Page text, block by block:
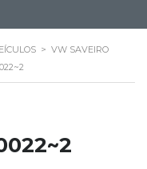
> VW SAVEIRO